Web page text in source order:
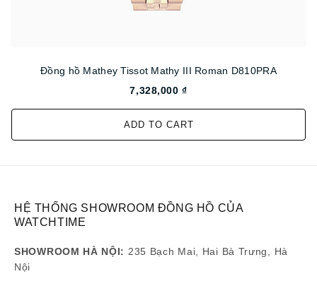
Đồng hồ Mathey Tissot Mathy III Roman D810PRA
7,328,000 ₫
ADD TO CART
HỆ THỐNG SHOWROOM ĐỒNG HỒ CỦA
WATCHTIME
SHOWROOM HÀ NỘI: 235 Bạch Mai, Hai Bà Trưng, Hà
Nội